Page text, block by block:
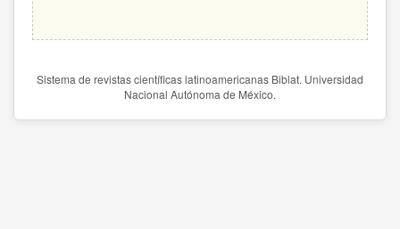
Sistema de revistas científicas latinoamericanas Biblat. Universidad
Nacional Autónoma de México.